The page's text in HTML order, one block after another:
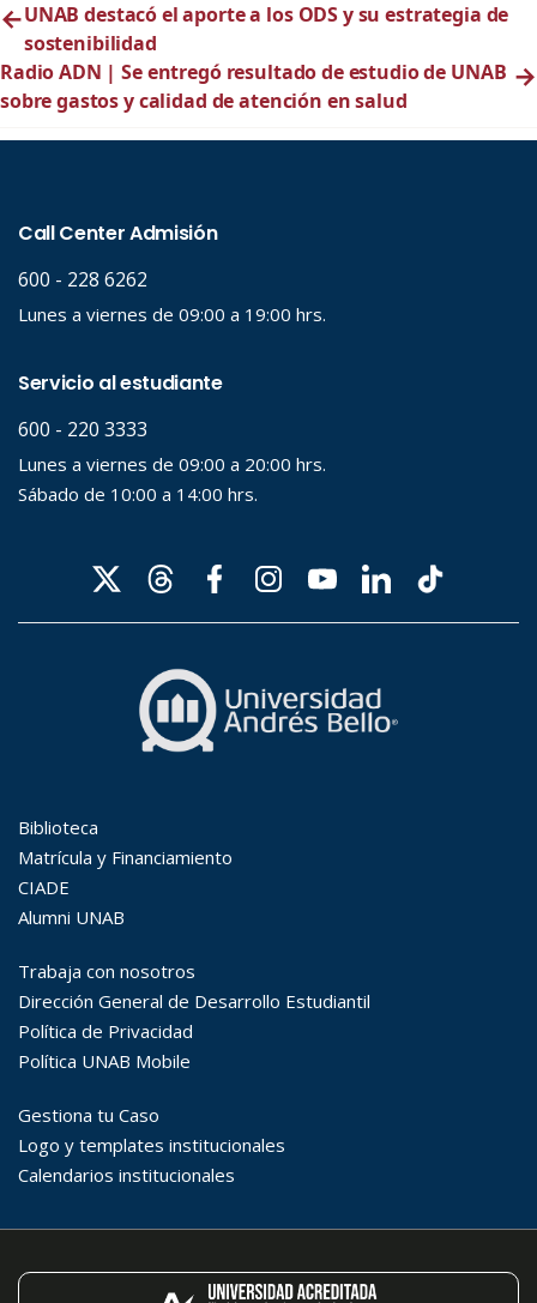
←UNAB destacó el aporte a los ODS y su estrategia de
sostenibilidad
Radio ADN | Se entregó resultado de estudio de UNAB
sobre gastos y calidad de atención en salud
→